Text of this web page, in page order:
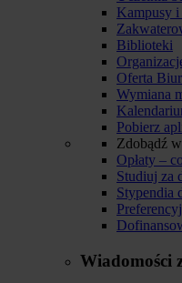
Kampusy
Biblioteki
Oferta
Wymiana
Pobierz
Zdobądź
Opłaty –
Studiuj za
Stypendia
Wiadomości